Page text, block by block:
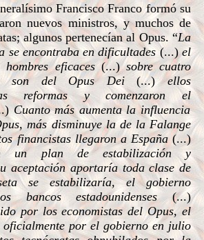
Francisco Franco formó su
nuevos ministros, y muchos de
algunos pertenecían al Opus. “La
se encontraba en dificultades (...)el
hombres eficaces(...)sobre cuatro
son del Opus Dei(...)ellos
reformas y comenzaron el
Cuanto más aumenta la influencia
más disminuye la de la Falange
financistas llegaron a España (...)
un plan de estabilización y
aceptación aportaría toda clase de
se estabilizaría, el gobierno
bancos estadounidenses (...)
por los economistas del Opus, el
oficialmente por el gobierno en julio